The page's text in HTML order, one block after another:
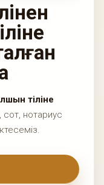
тіліне
сот, нотариус